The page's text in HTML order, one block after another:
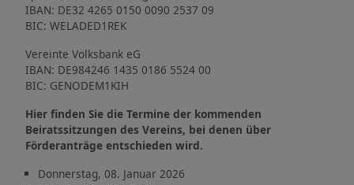
IBAN: DE32 4265 0150 0090 2537 09
BIC: WELADED1REK
Vereinte Volksbank eG
IBAN: DE984246 1435 0186 5524 00
BIC: GENODEM1KIH
Hier finden Sie die Termine der kommenden
Beiratssitzungen des Vereins, bei denen über
Förderanträge entschieden wird.
Donnerstag, 08. Januar 2026